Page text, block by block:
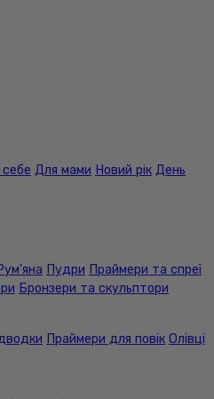
Для мами Новий рік День
Пудри Праймери та спреї
Бронзери та скульптори
Праймери для повік Олівці